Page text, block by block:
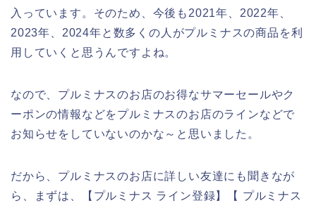
入っています。そのため、今後も2021年、2022年、
2023年、2024年と数多くの人がプルミナスの商品を利
用していくと思うんですよね。
なので、プルミナスのお店のお得なサマーセールやク
ーポンの情報などをプルミナスのお店のラインなどで
お知らせをしていないのかな～と思いました。
だから、プルミナスのお店に詳しい友達にも聞きなが
ら、まずは、【プルミナス ライン登録】【 プルミナス